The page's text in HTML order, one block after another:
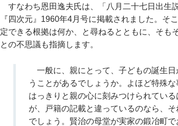
すなわち恩田逸夫氏は、「八月二十七日出生
『四次元』1960年4月号に掲載されました。そ
定できる根拠は何か、と尋ねるとともに、そも
との不思議も指摘します。
一般に、親にとって、子どもの誕生
うことがあるでしょうか。よほど特殊
はっきりと親の心に刻みつけられてい
が、戸籍の記載と違っているのなら、
でしょう。賢治の母堂が実家の鍛冶町